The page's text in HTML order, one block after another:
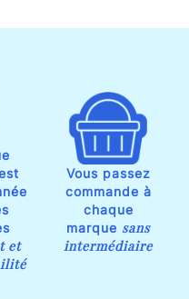
et
Vous passez
commande à
chaque
marque sans
intermédiaire